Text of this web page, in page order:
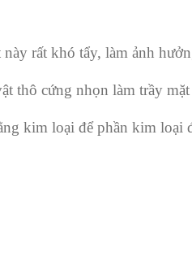
rất khó tẩy, làm ảnh
thô cứng nhọn làm trầy mặt
kim loại để phần kim loại